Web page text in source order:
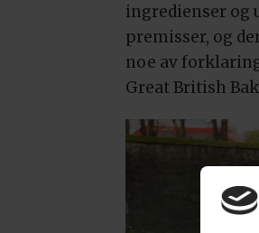
ingredienser og
premisser, og
noe av
Great British